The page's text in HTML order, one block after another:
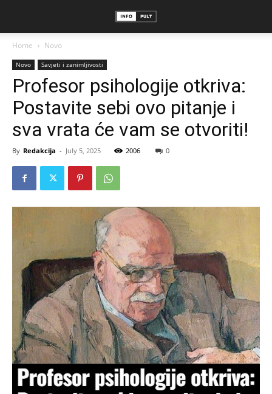
Home Novo
Novo Savjeti i zanimljivosti
Profesor psihologije otkriva:
Postavite sebi ovo pitanje i
sva vrata će vam se otvoriti!
By Redakcija - July 5, 2025 2006 0